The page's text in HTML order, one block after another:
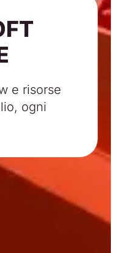
e risorse
ogni